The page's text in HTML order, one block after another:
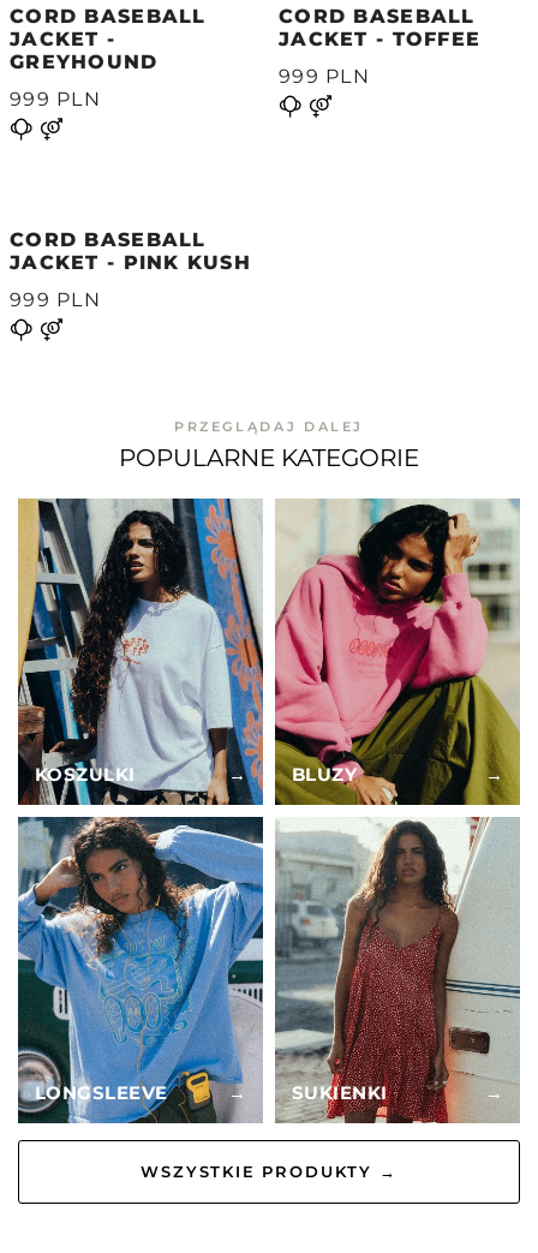
CORD BASEBALL
JACKET -
GREYHOUND
999 PLN
CORD BASEBALL
JACKET - TOFFEE
999 PLN
CORD BASEBALL
JACKET - PINK KUSH
999 PLN
PRZEGLĄDAJ DALEJ
POPULARNE KATEGORIE
KOSZULKI → BLUZY →
LONGSLEEVE → SUKIENKI →
WSZYSTKIE PRODUKTY →